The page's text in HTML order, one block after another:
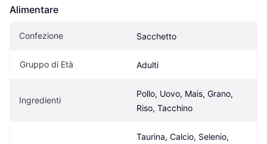
Alimentare
Confezione Sacchetto
Gruppo di Età Adulti
Ingredienti
Pollo, Uovo, Mais, Grano,
Riso, Tacchino
Taurina, Calcio, Selenio,